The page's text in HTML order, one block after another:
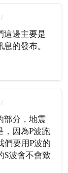
這邊主要是
的發布。
部分，地震
，因為P波跑
們要用P波的
S波會不會致